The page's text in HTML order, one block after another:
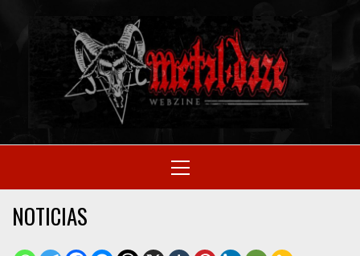
SITIO OFICIAL
Menu
NOTICIAS